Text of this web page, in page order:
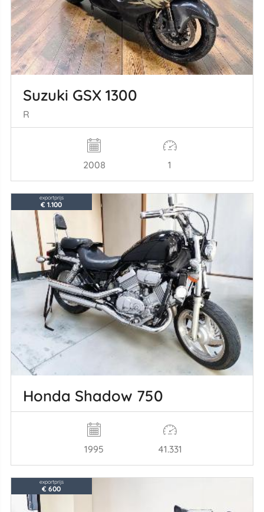
Suzuki GSX 1300
R
2008 1
exportprijs
€ 1.100
Honda Shadow 750
1995 41.331
exportprijs
€ 600